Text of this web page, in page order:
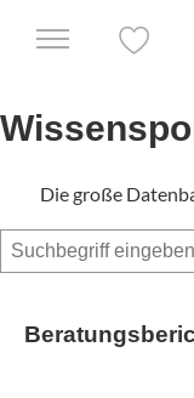
Die große
Suchen